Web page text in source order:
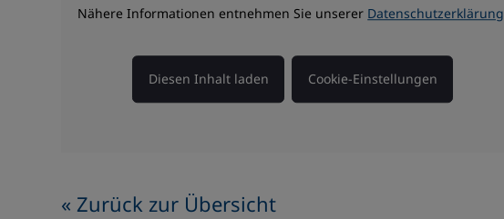
Nähere Informationen entnehmen Sie unserer Datenschutzerklärung
Diesen Inhalt laden Cookie-Einstellungen
« Zurück zur Übersicht